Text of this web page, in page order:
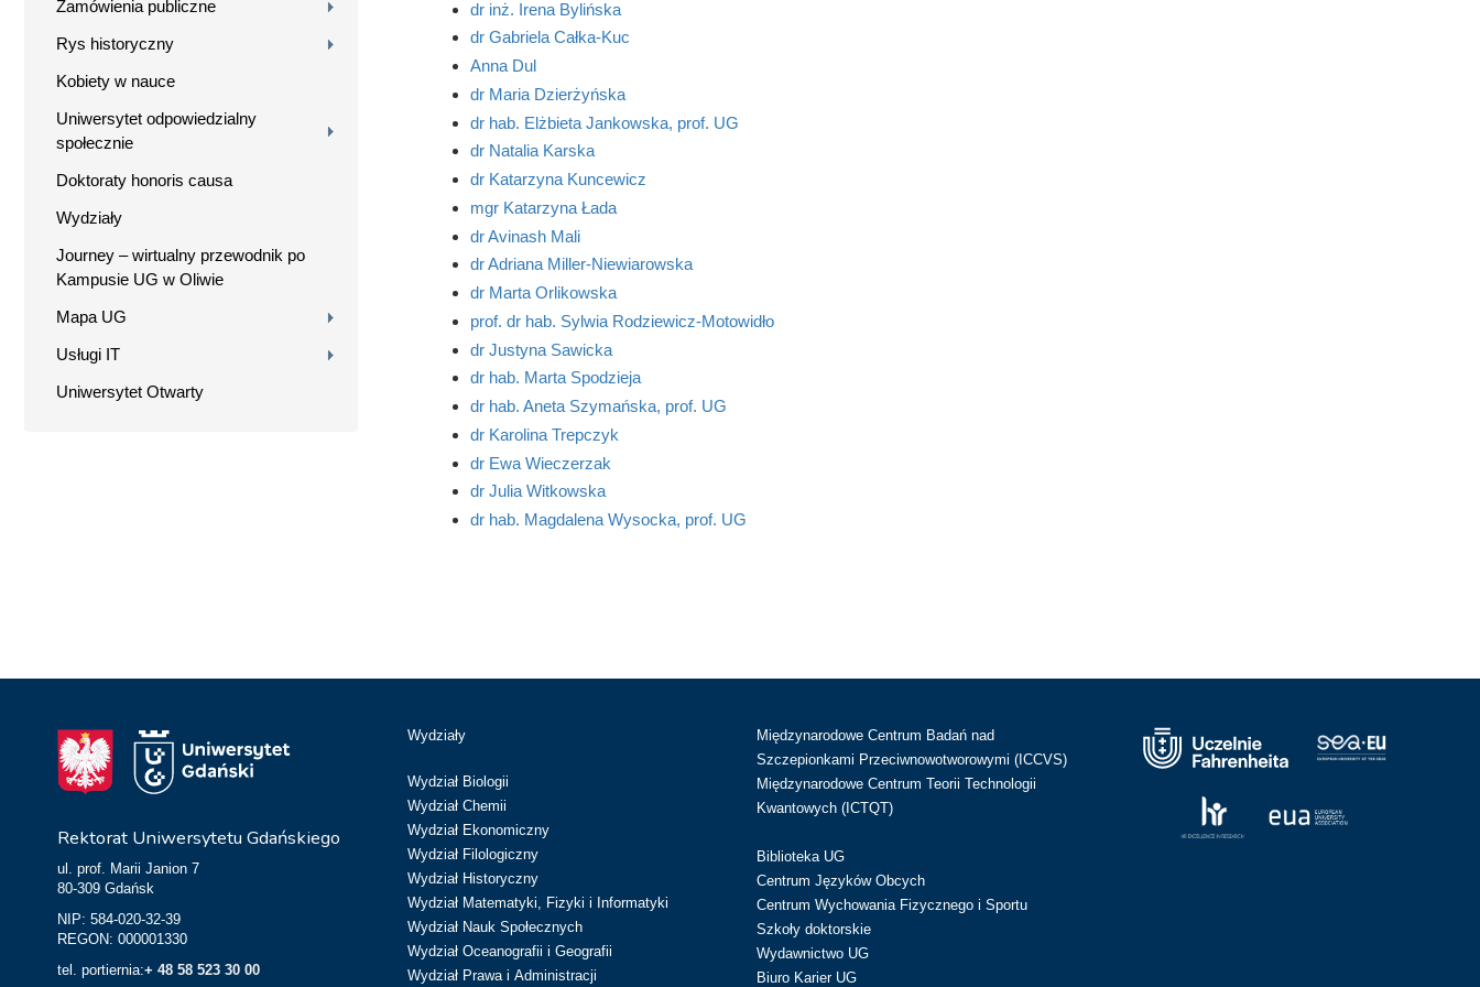
Zamówienia publiczne
Rys historyczny
Kobiety w nauce
Uniwersytet odpowiedzialny
społecznie
Doktoraty honoris causa
Wydziały
Journey – wirtualny przewodnik po
Kampusie UG w Oliwie
Mapa UG
Usługi IT
Uniwersytet Otwarty
dr inż. Irena Bylińska
dr Gabriela Całka-Kuc
Anna Dul
dr Maria Dzierżyńska
dr hab. Elżbieta Jankowska, prof. UG
dr Natalia Karska
dr Katarzyna Kuncewicz
mgr Katarzyna Łada
dr Avinash Mali
dr Adriana Miller-Niewiarowska
dr Marta Orlikowska
prof. dr hab. Sylwia Rodziewicz-Motowidło
dr Justyna Sawicka
dr hab. Marta Spodzieja
dr hab. Aneta Szymańska, prof. UG
dr Karolina Trepczyk
dr Ewa Wieczerzak
dr Julia Witkowska
dr hab. Magdalena Wysocka, prof. UG
Rektorat Uniwersytetu Gdańskiego
ul. prof. Marii Janion 7
80-309 Gdańsk
NIP: 584-020-32-39
REGON: 000001330
tel. portiernia:+ 48 58 523 30 00
Wydziały
Wydział Biologii
Wydział Chemii
Wydział Ekonomiczny
Wydział Filologiczny
Wydział Historyczny
Wydział Matematyki, Fizyki i Informatyki
Wydział Nauk Społecznych
Wydział Oceanografii i Geografii
Wydział Prawa i Administracji
Międzynarodowe Centrum Badań nad
Szczepionkami Przeciwnowotworowymi (ICCVS)
Międzynarodowe Centrum Teorii Technologii
Kwantowych (ICTQT)
Biblioteka UG
Centrum Języków Obcych
Centrum Wychowania Fizycznego i Sportu
Szkoły doktorskie
Wydawnictwo UG
Biuro Karier UG